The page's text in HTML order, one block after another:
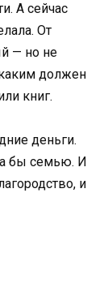
А сейчас
От
— но не
должен
книг.
деньги.
бы семью. И
и